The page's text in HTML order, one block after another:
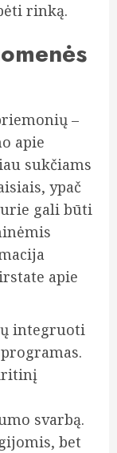
rinką.
–
apie
sukčiams
ypač
gali būti
apie
integruoti
svarbą.
bet